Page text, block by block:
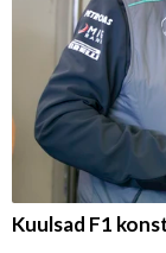
Kuulsad F1